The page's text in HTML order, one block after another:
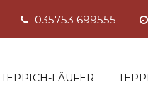
035753 699555
TEPPICH-LÄUFER